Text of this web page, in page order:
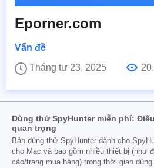
Eporner.com
Vấn đề
Tháng tư 23, 2025
Dùng thử SpyHunter miễn phí:
quan trọng
Bản dùng thử SpyHunter dành cho
cho Mac và bao gồm nhiều thiết bị (như
cáo/trang mua hàng) trong thời gian